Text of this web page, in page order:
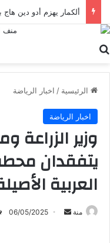
ألكمار يهزم أدو دين هاج
الرئيسية / اخبار الرياضة
اخبار الرياضة
وزير الزراعة
يتفقدان
العربية
منة
أرسل 06/05/2025